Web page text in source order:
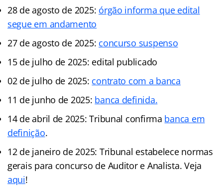
28 de agosto de 2025: órgão informa que edital
segue em andamento
27 de agosto de 2025: concurso suspenso
15 de julho de 2025: edital publicado
02 de julho de 2025: contrato com a banca
11 de junho de 2025: banca definida.
14 de abril de 2025: Tribunal confirma banca em
definição.
12 de janeiro de 2025: Tribunal estabelece normas
gerais para concurso de Auditor e Analista. Veja
aqui!